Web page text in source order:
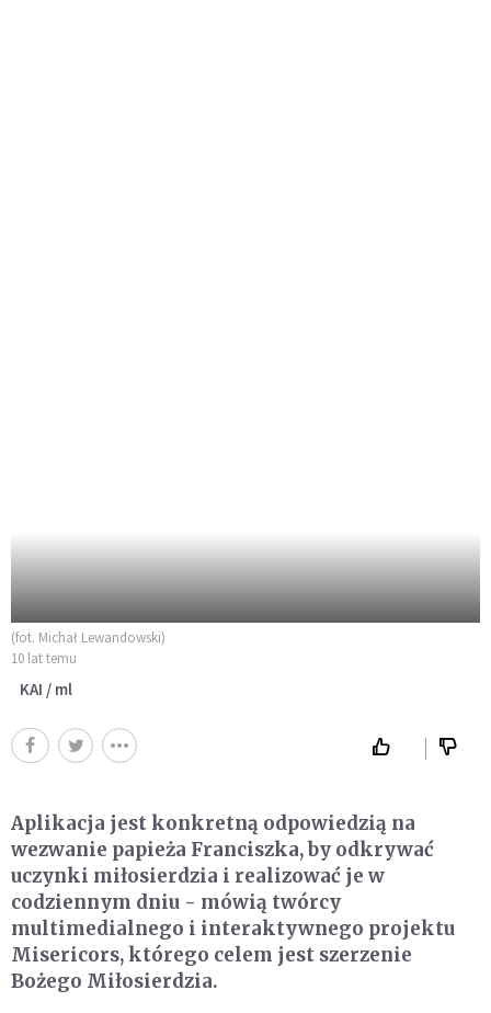
(fot. Michał Lewandowski)
10 lat temu
KAI / ml
Aplikacja jest konkretną odpowiedzią na
wezwanie papieża Franciszka, by odkrywać
uczynki miłosierdzia i realizować je w
codziennym dniu - mówią twórcy
multimedialnego i interaktywnego projektu
Misericors, którego celem jest szerzenie
Bożego Miłosierdzia.